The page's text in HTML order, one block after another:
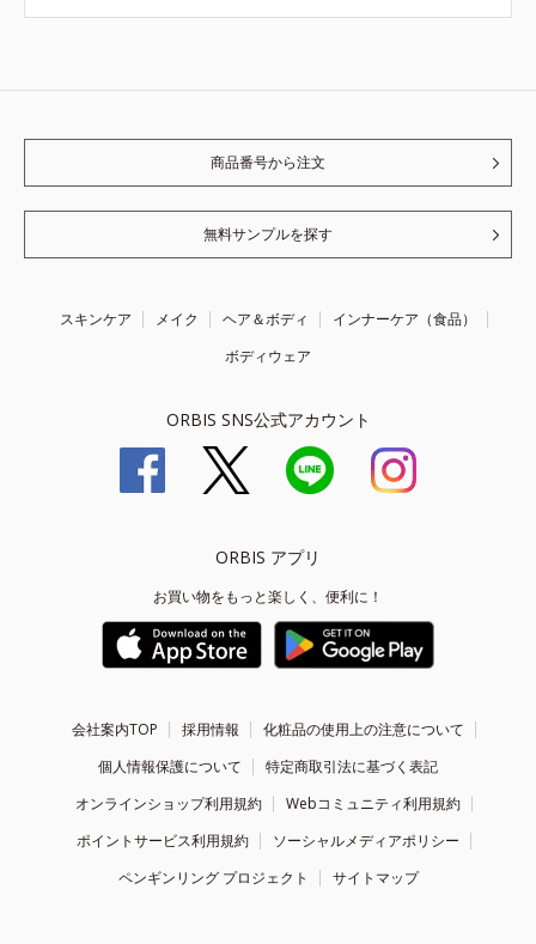
商品番号から注文
無料サンプルを探す
スキンケア メイク ヘア＆ボディ
インナーケア（食品）
ボディウェア
ORBIS SNS公式アカウント
ORBIS アプリ
お買い物をもっと楽しく、便利に！
会社案内TOP 採用情報
化粧品の使用上の注意について
個人情報保護について
特定商取引法に基づく表記
オンラインショップ利用規約
Webコミュニティ利用規約
ポイントサービス利用規約
ソーシャルメディアポリシー
ペンギンリング プロジェクト
サイトマップ